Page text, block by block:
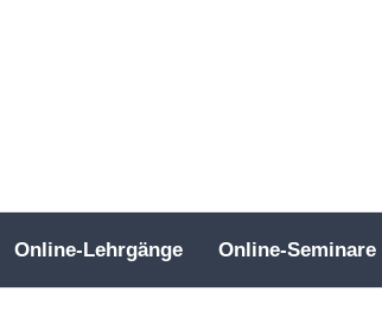
Online-Lehrgänge Online-Seminare